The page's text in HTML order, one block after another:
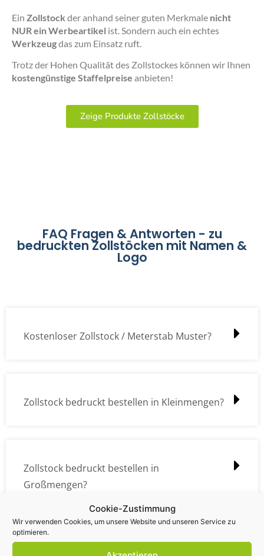
Cookie-Zustimmung
Wir verwenden Cookies, um unsere Website und unseren Service zu
optimieren.
Ein Zollstock der anhand seiner guten Merkmale nicht
NUR ein Werbeartikel ist. Sondern auch ein echtes
Werkzeugdas zum Einsatz ruft.
Trotz der Hohen Qualität des Zollstockes können wir Ihnen
kostengünstige Staffelpreise anbieten!
Zeige Produkte Zollstöcke
FAQ Fragen & Antworten - zu
bedruckten Zollstöcken mit Namen &
Logo
Kostenloser Zollstock / Meterstab Muster?
Zollstock bedruckt bestellen in Kleinmengen?
Zollstock bedruckt bestellen in
Großmengen?
Zollstock Druckdatencheck / Profidatencheck